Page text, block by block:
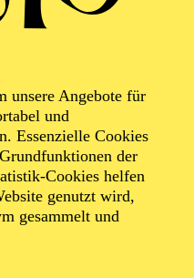
unsere Angebote für
und
Essenzielle Cookies
der
Cookies helfen
genutzt wird,
gesammelt und
Gastspieldirektion OTTO
TUPcard ausgeschlossen.